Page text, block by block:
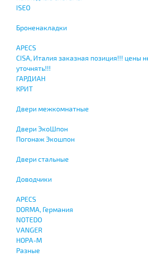
ISEO
Броненакладки
APECS
CISA, Италия заказная позиция!!! цены
уточнять!!!
ГАРДИАН
КРИТ
Двери межкомнатные
Двери ЭкоШпон
Погонаж Экошпон
Двери стальные
Доводчики
APECS
DORMA, Германия
NOTEDO
VANGER
НОРА-М
Разные